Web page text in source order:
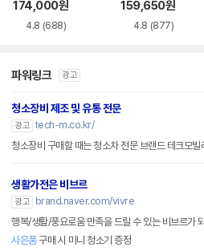
174,000원
4.8 (688)
159,650원
4.8 (877)
파워링크 광고
청소장비 제조 및 유통 전문
광고 tech-m.co.kr/
청소장비 구매할 때는 청소차 전문 브랜드 테크모
생활가전은 비브르
광고
brand.naver.com/vivre
행복/생활/풍요로움 만족을 드릴 수 있는 비브르가
사은품구매 시 미니 청소기 증정